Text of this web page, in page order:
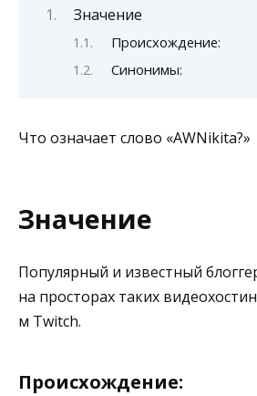
Значение
Происхождение:
Синонимы:
Что означает слово «AWNikita?»
Значение
Популярный и известный
на просторах таких
м Twitch.
Происхождение: